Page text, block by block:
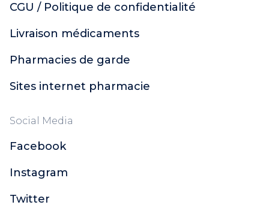
CGU / Politique de confidentialité
Livraison médicaments
Pharmacies de garde
Sites internet pharmacie
Social Media
Facebook
Instagram
Twitter